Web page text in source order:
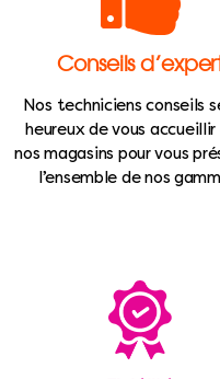
Conseils
Nos techniciens conseils
heureux de vous accueillir
nos magasins pour vous
l’ensemble de nos